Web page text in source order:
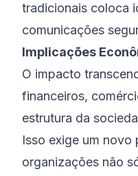
tradicionais coloca
comunicações
Implicações
O impacto
financeiros,
estrutura da
Isso exige um novo
organizações não